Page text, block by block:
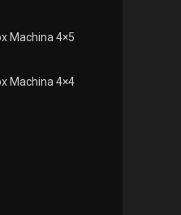
Machina 4×5
Machina 4×4